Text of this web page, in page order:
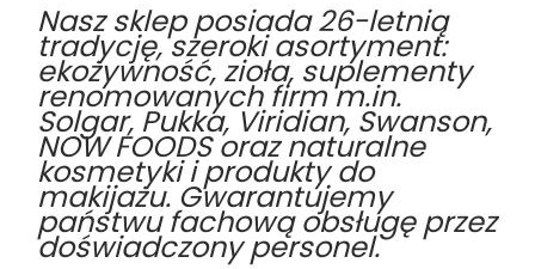
Nasz sklep posiada 26-letnią
tradycję, szeroki asortyment:
ekożywność, zioła, suplementy
renomowanych firm m.in.
Solgar, Pukka, Viridian, Swanson,
NOW FOODS oraz naturalne
kosmetyki i produkty do
makijażu. Gwarantujemy
państwu fachową obsługę przez
doświadczony personel.